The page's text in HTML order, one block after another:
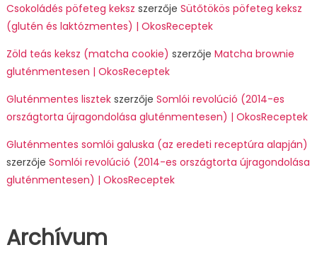
Csokoládés pöfeteg keksz szerzője Sütőtökös pöfeteg keksz
(glutén és laktózmentes) | OkosReceptek
Zöld teás keksz (matcha cookie) szerzője Matcha brownie
gluténmentesen | OkosReceptek
Gluténmentes lisztekszerzője Somlói revolúció (2014-es
országtorta újragondolása gluténmentesen) | OkosReceptek
Gluténmentes somlói galuska (az eredeti receptúra alapján)
szerzője Somlói revolúció (2014-es országtorta újragondolása
gluténmentesen) | OkosReceptek
Archívum